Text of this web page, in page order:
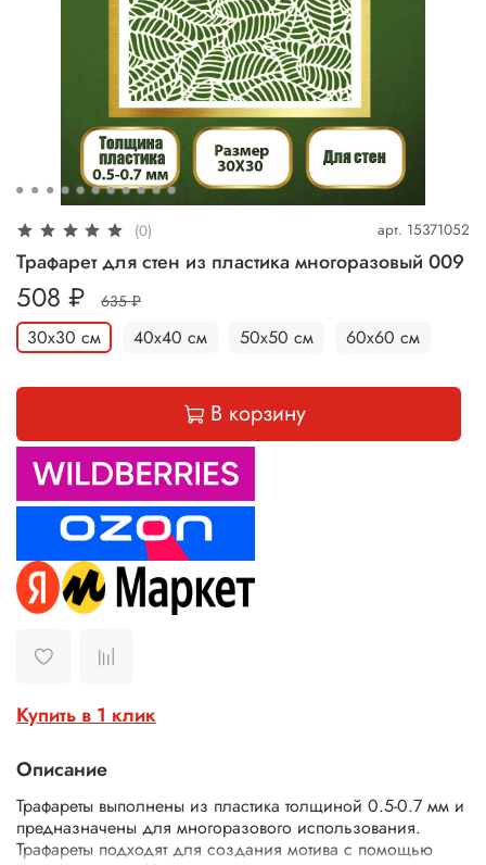
(0) арт. 15371052
Трафарет для стен из пластика многоразовый 009
508 ₽ 635 ₽
30х30 см 40х40 см 50х50 см 60х60 см
В корзину
Купить в 1 клик
Описание
Трафареты выполнены из пластика толщиной 0.5-0.7 мм и
предназначены для многоразового использования.
Трафареты подходят для создания мотива с помощью